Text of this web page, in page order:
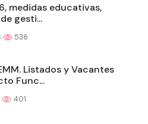
medidas educativas,
gesti...
536
Listados y Vacantes
Func...
401